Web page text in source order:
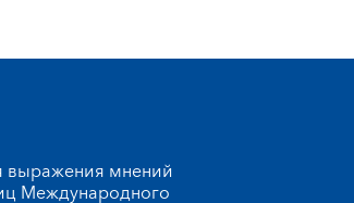
мнений
Международного